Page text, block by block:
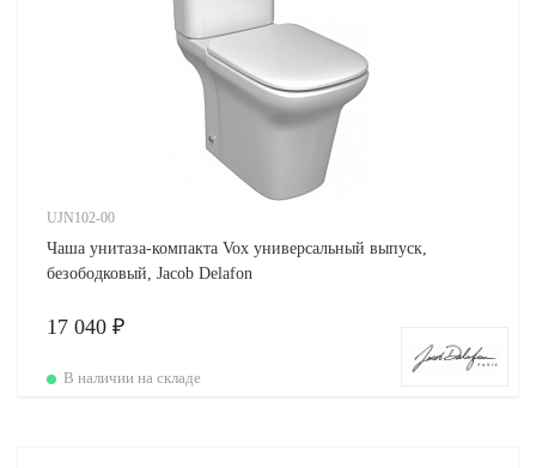
UJN102-00
Чаша унитаза-компакта Vox универсальный выпуск,
безободковый, Jacob Delafon
17 040 ₽
В наличии на складе